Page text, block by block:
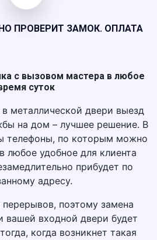
ПРОВЕРИТ ЗАМОК. ОПЛАТА
с вызовом мастера в любое
суток
металлической двери выезд
на дом – лучшее решение. В
телефоны, по которым можно
любое удобное для клиента
прибудет по
адресу.
поэтому замена
вашей входной двери будет
когда возникнет такая